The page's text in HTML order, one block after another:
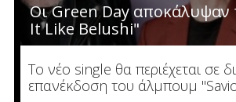
Οι Green Day αποκάλυψαν
It Like Belushi"
Το νέο single θα περιέχεται σε
επανέκδοση του άλμπουμ